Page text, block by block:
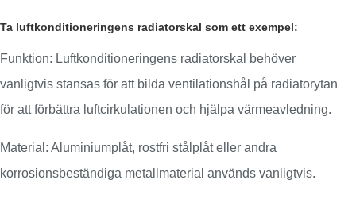
Ta luftkonditioneringens radiatorskal som ett exempel:
Funktion: Luftkonditioneringens radiatorskal behöver
vanligtvis stansas för att bilda ventilationshål på radiatorytan
för att förbättra luftcirkulationen och hjälpa värmeavledning.
Material: Aluminiumplåt, rostfri stålplåt eller andra
korrosionsbeständiga metallmaterial används vanligtvis.